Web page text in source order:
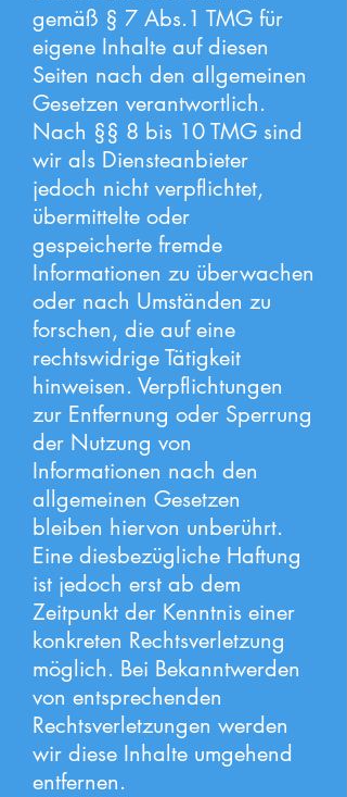
gemäß § 7 Abs.1 TMG für
eigene Inhalte auf diesen
Seiten nach den allgemeinen
Gesetzen verantwortlich.
Nach §§ 8 bis 10 TMG sind
wir als Diensteanbieter
jedoch nicht verpflichtet,
übermittelte oder
gespeicherte fremde
Informationen zu überwachen
oder nach Umständen zu
forschen, die auf eine
rechtswidrige Tätigkeit
hinweisen. Verpflichtungen
zur Entfernung oder Sperrung
der Nutzung von
Informationen nach den
allgemeinen Gesetzen
bleiben hiervon unberührt.
Eine diesbezügliche Haftung
ist jedoch erst ab dem
Zeitpunkt der Kenntnis einer
konkreten Rechtsverletzung
möglich. Bei Bekanntwerden
von entsprechenden
Rechtsverletzungen werden
wir diese Inhalte umgehend
entfernen.